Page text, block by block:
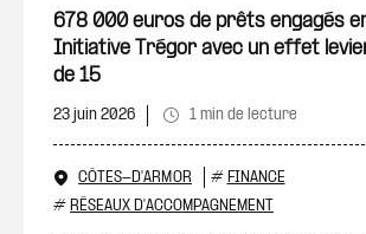
678 000 euros de prêts engagés
Initiative Trégor avec un effet
de 15
23 juin 2026 1 min de lecture
CÔTES-D'ARMOR # FINANCE
# RÉSEAUX D'ACCOMPAGNEMENT